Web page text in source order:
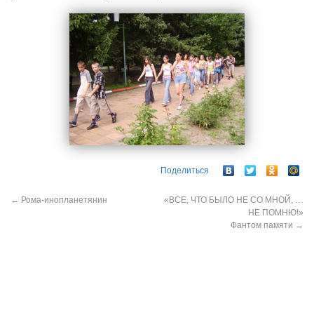
Поделиться
← Рома-инопланетянин
«ВСЕ, ЧТО БЫЛО НЕ СО МНОЙ, …
НЕ ПОМНЮ!»
Фантом памяти →